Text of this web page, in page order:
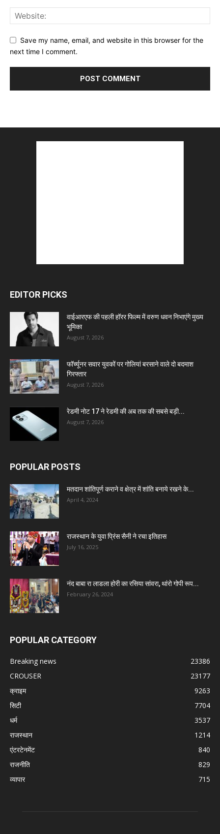
Save my name, email, and website in this browser for the
next time I comment.
EDITOR PICKS
वाईआरएफ की पहली हॉरर फिल्म में वरुण धवन निभाएंगे मुख्य
भूमिका
August 7, 2026
फॉर्च्यूनर सवार युवकों पर गोलियां बरसाने वाले दो बदमाश
गिरफ्तार
August 7, 2026
रेडमी नोट 17 ने रेडमी की अब तक की सबसे बड़ी...
August 7, 2026
POPULAR POSTS
मतदान शांतिपूर्ण कराने व क्षेत्र में शांति बनाये रखने के...
April 4, 2024
राजस्थान के युवा प्रिंस सैनी ने रचा इतिहास
July 16, 2025
नंद बाबा रा लाडला होरी का रसिया सांवरा, थांरो गोपी रूप...
February 26, 2024
POPULAR CATEGORY
Breaking news
23386
CROUSER
23177
क्राइम
9263
सिटी
7704
धर्म
3537
राजस्थान
1214
एंटरटेनमेंट
840
राजनीति
829
व्यापार
715